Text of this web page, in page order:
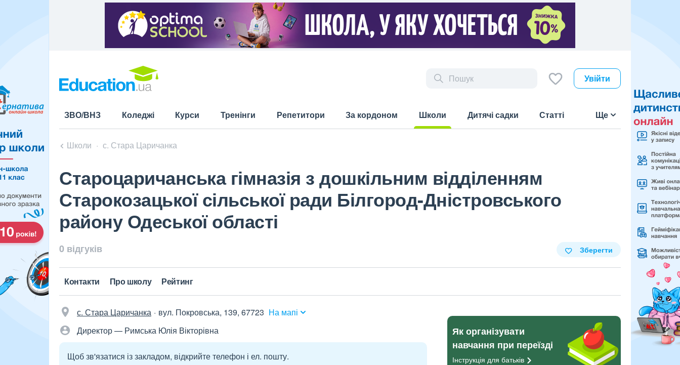
Увійти
ЗВО/ВНЗ Коледжі Курси Тренінги Репетитори За кордоном
Школи
Дитячі садки Статті Ще
Школи с. Стара Царичанка
Староцаричанська гімназія з дошкільним відділенням
Старокозацької сільської ради Білгород-Дністровського
району Одеської області
0 відгуків Зберегти
Контакти Про школу Рейтинг
с. Стара Царичанка вул. Покровська, 139, 67723 На мапі
Директор — Римська Юлія Вікторівна
Щоб зв'язатися із закладом, відкрийте телефон і ел. пошту.
Як організувати
навчання при переїзді
Інструкція для батьків